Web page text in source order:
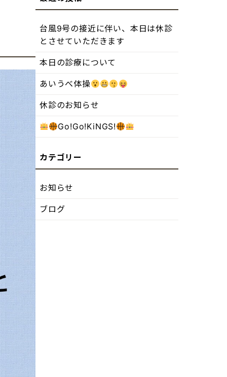
台風9号の接近に伴い、本日は休診
とさせていただきます
本日の診療について
あいうべ体操
休診のお知らせ
Go!Go!KiNGS!
お知らせ
ブログ